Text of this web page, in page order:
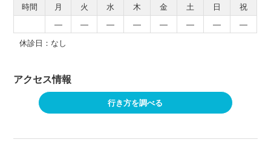
時間 月 火 水 木 金 土 日
祝
―
― ― ― ― ― ―
―
休診日：なし
アクセス情報
行き方を調べる